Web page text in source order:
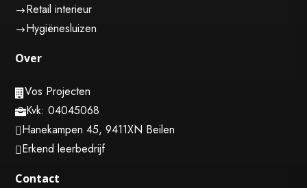
$Retail interieur
$Hygiënesluizen
Over
 Vos Projecten
Kvk: 04045068
Hanekampen 45, 9411XN Beilen
Erkend leerbedrijf
Contact